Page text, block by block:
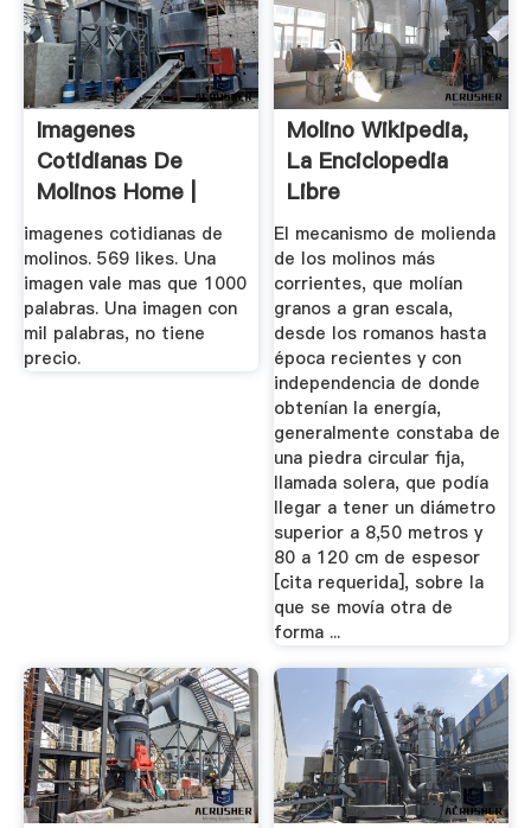
Imagenes
Cotidianas De
Molinos Home |
Facebook
imagenes cotidianas de
molinos. 569 likes. Una
imagen vale mas que 1000
palabras. Una imagen con
mil palabras, no tiene
precio.
Molino Wikipedia,
La Enciclopedia
Libre
El mecanismo de molienda
de los molinos más
corrientes, que molían
granos a gran escala,
desde los romanos hasta
época recientes y con
independencia de donde
obtenían la energía,
generalmente constaba de
una piedra circular fija,
llamada solera, que podía
llegar a tener un diámetro
superior a 8,50 metros y
80 a 120 cm de espesor
[cita requerida], sobre la
que se movía otra de
forma ...